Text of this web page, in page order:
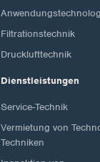
Filtrationstechnik
Drucklufttechnik
Dienstleistungen
Service-Technik
Vermietung von
Techniken